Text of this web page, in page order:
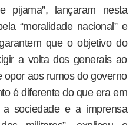
pijama”, lançaram nesta
“moralidade nacional” e
que o objetivo do
a volta dos generais ao
opor aos rumos do governo
é diferente do que era em
sociedade e a imprensa